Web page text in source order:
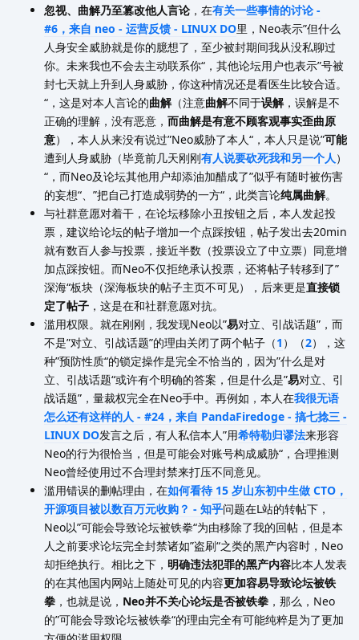
忽视、曲解乃至篡改他人言论 ，在有关一些事情的讨论 -
#6，来自 neo - 运营反馈 - LINUX DO里，Neo表示”但什么
人身安全威胁就是你的臆想了，至少被封期间我从没私聊过
你。未来我也不会去主动联系你“，其他论坛用户也表示”号被
封七天就上升到人身威胁，你这种情况还是看医生比较合适。
“，这是对本人言论的曲解（注意曲解不同于误解，误解是不
正确的理解，没有恶意， 而曲解是有意不顾客观事实歪曲原
意），本人从来没有说过”Neo威胁了本人“，本人只是说”可能
遭到人身威胁（毕竟前几天刚刚有人说要砍死我和另一个人 ）
“，而Neo及论坛其他用户却添油加醋成了”似乎有随时被伤害
的妄想“、”把自己打造成弱势的一方“，此类言论纯属曲解。
与社群意愿对着干，在论坛移除小丑按钮之后，本人发起投
票，建议给论坛的帖子增加一个点踩按钮，帖子发出去20min
就有数百人参与投票，接近半数（投票设立了中立票）同意增
加点踩按钮。而Neo不仅拒绝承认投票，还将帖子转移到了”
深海“板块（深海板块的帖子主页不可见），后来更是直接锁
定了帖子 ，这是在和社群意愿对抗。
滥用权限。就在刚刚，我发现Neo以”易对立、引战话题”，而
不是”对立、引战话题”的理由关闭了两个帖子（1 ）（2），这
种”预防性质“的锁定操作是完全不恰当的，因为”什么是对
立、引战话题“或许有个明确的答案，但是什么是”易对立、引
战话题”，量裁权完全在Neo手中。再例如，本人在我很无语
怎么还有这样的人 - #24，来自 PandaFiredoge - 搞七捻三 -
LINUX DO发言之后，有人私信本人”用希特勒归谬法来形容
Neo的行为很恰当，但是可能会对账号构成威胁“，合理推测
Neo曾经使用过不合理封禁来打压不同意见。
滥用错误的删帖理由，在如何看待 15 岁山东初中生做 CTO，
开源项目被以数百万元收购？ - 知乎问题在L站的转帖下，
Neo以”可能会导致论坛被铁拳“为由移除了我的回帖，但是本
人之前要求论坛完全封禁诸如”盗刷“之类的黑产内容时，Neo
却拒绝执行。相比之下， 明确违法犯罪的黑产内容比本人发表
的在其他国内网站上随处可见的内容更加容易导致论坛被铁
拳 ，也就是说， Neo并不关心论坛是否被铁拳 ，那么，Neo
的”可能会导致论坛被铁拳“的理由完全有可能纯粹是为了更加